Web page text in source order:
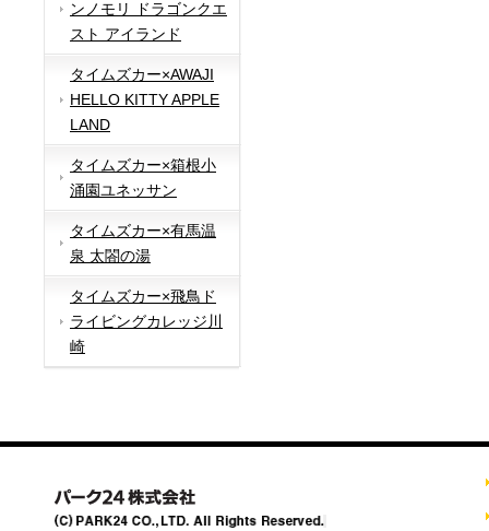
ンノモリ ドラゴンクエ
スト アイランド
タイムズカー×AWAJI
HELLO KITTY APPLE
LAND
タイムズカー×箱根小
涌園ユネッサン
タイムズカー×有馬温
泉 太閤の湯
タイムズカー×飛鳥ド
ライビングカレッジ川
崎